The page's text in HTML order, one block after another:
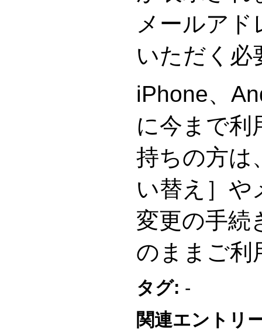
メールア
いただく必
iPhone、
に今まで利
持ちの方は
い替え］や
変更の手続
のままご利
タグ: -
関連エントリ